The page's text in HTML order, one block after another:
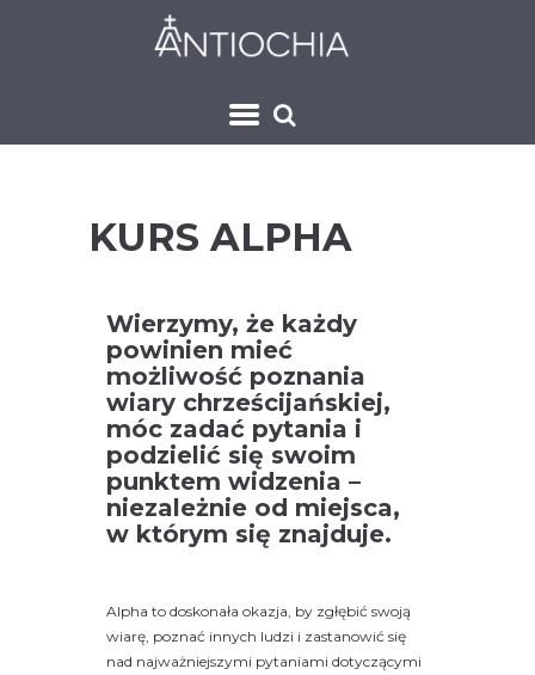
KURS ALPHA
Wierzymy, że każdy
powinien mieć
możliwość poznania
wiary chrześcijańskiej,
móc zadać pytania i
podzielić się swoim
punktem widzenia –
niezależnie od miejsca,
w którym się znajduje.
Alpha to doskonała okazja, by zgłębić swoją
wiarę, poznać innych ludzi i zastanowić się
nad najważniejszymi pytaniami dotyczącymi